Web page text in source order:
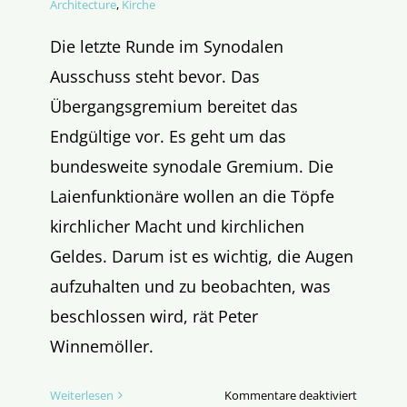
Architecture, Kirche
Die letzte Runde im Synodalen
Ausschuss steht bevor. Das
Übergangsgremium bereitet das
Endgültige vor. Es geht um das
bundesweite synodale Gremium. Die
Laienfunktionäre wollen an die Töpfe
kirchlicher Macht und kirchlichen
Geldes. Darum ist es wichtig, die Augen
aufzuhalten und zu beobachten, was
beschlossen wird, rät Peter
Winnemöller.
Weiterlesen Kommentare deaktiviertfür